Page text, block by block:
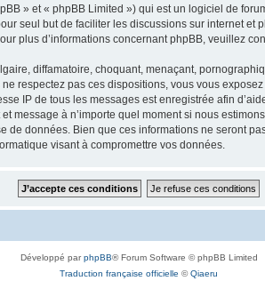
» et « phpBB Limited ») qui est un logiciel de
seul but de faciliter les discussions sur internet et
plus d’informations concernant phpBB, veuillez
diffamatoire, choquant, menaçant,
respectez pas ces dispositions, vous vous
IP de tous les messages est enregistrée afin
message à n’importe quel moment si nous
données. Bien que ces informations ne seront
visant à compromettre vos données.
Développé parphpBB® Forum Software © phpBB Limited
Traduction française officielle ©Qiaeru